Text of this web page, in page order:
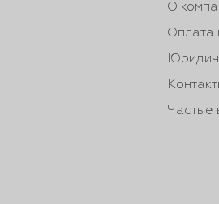
О
Оплата
Частые